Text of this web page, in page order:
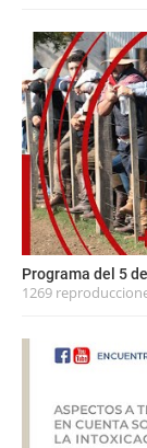
Programa del 5
1269